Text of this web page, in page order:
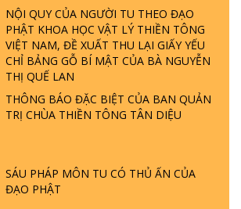
NỘI QUY CỦA NGƯỜI TU THEO ĐẠO
PHẬT KHOA HỌC VẬT LÝ THIỀN TÔNG
VIỆT NAM, ĐỀ XUẤT THU LẠI GIẤY YẾU
CHỈ BẢNG GỖ BÍ MẬT CỦA BÀ NGUYỄN
THỊ QUẾ LAN
THÔNG BÁO ĐẶC BIỆT CỦA BAN QUẢN
TRỊ CHÙA THIỀN TÔNG TÂN DIỆU
SÁU PHÁP MÔN TU CÓ THỦ ẤN CỦA
ĐẠO PHẬT
LÀ AI? QUỶ SA TĂNG? | TTTD
GIẢI ĐÁP THIỀN TÔNG ĐẶC BIỆT P22 - TẠI
SAO TRÁI ĐẤT NHIỀU THIÊN TAI - LŨ LỤT
- HỎA HOẠN | TTTD
GIẢI ĐÁP THIỀN TÔNG ĐẶC BIỆT P21 - TẠI
GIẢI ĐÁP VỀ LỄ TIỄN THIỀN TÔNG SƯ